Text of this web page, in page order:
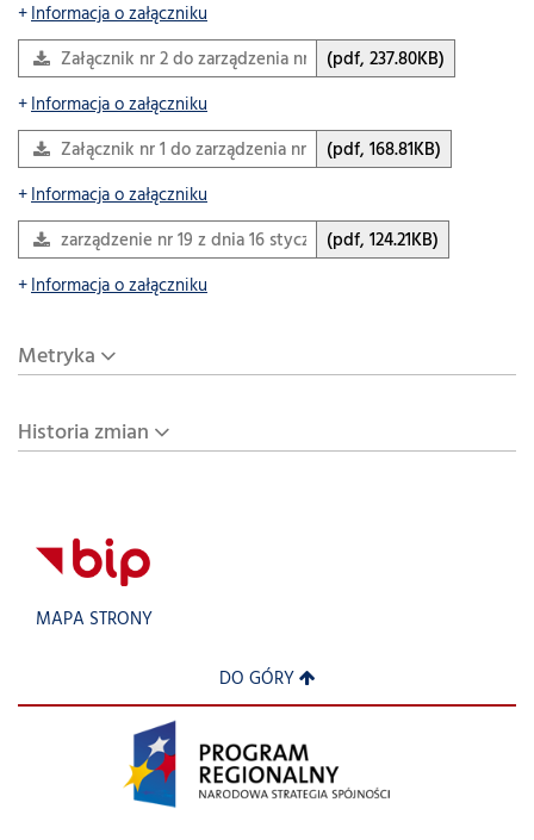
Informacja o załączniku
Załącznik nr 2 do zarządzenia nr 19 z dnia 16 stycznia 2026…
(pdf, 237.80KB)
Informacja o załączniku
Załącznik nr 1 do zarządzenia nr 19 z 16 stycznia 2026 roku
(pdf, 168.81KB)
Informacja o załączniku
zarządzenie nr 19 z dnia 16 stycznia 2026 r(pdf, 124.21KB)
Informacja o załączniku
Metryka
Historia zmian
MAPA STRONY
DO GÓRY